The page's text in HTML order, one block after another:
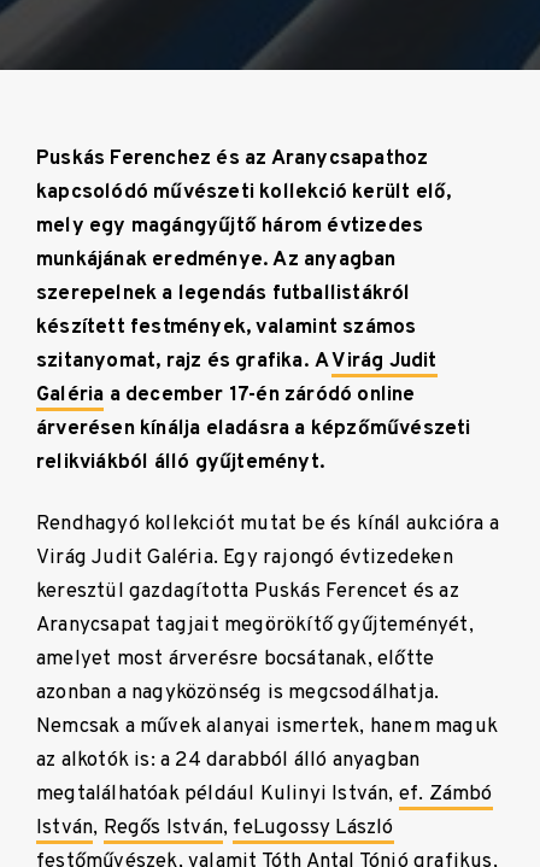
Puskás Ferenchez és az Aranycsapathoz
kapcsolódó művészeti kollekció került elő,
mely egy magángyűjtő három évtizedes
munkájának eredménye. Az anyagban
szerepelnek a legendás futballistákról
készített festmények, valamint számos
szitanyomat, rajz és grafika. AVirág Judit
Galéria a december 17-én záródó online
árverésen kínálja eladásra a képzőművészeti
relikviákból álló gyűjteményt.
Rendhagyó kollekciót mutat be és kínál aukcióra a
Virág Judit Galéria. Egy rajongó évtizedeken
keresztül gazdagította Puskás Ferencet és az
Aranycsapat tagjait megörökítő gyűjteményét,
amelyet most árverésre bocsátanak, előtte
azonban a nagyközönség is megcsodálhatja.
Nemcsak a művek alanyai ismertek, hanem maguk
az alkotók is: a 24 darabból álló anyagban
megtalálhatóak például Kulinyi István, ef. Zámbó
István, Regős István, feLugossy László
festőművészek, valamit Tóth Antal Tónió grafikus,